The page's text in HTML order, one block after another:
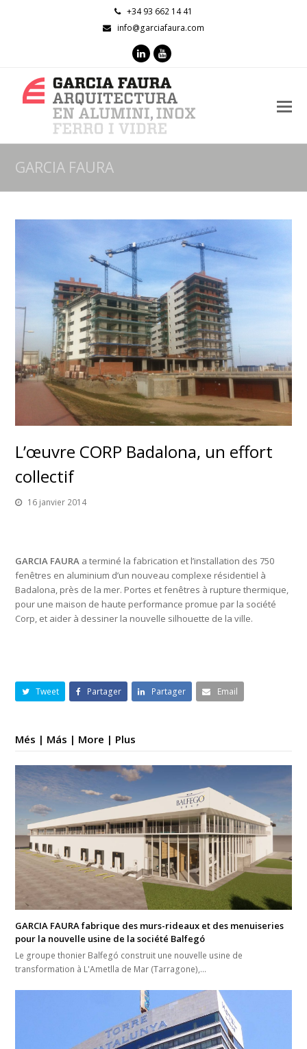
+34 93 662 14 41
info@garciafaura.com
LinkedInYoutube
GARCIA FAURA
L’œuvre CORP Badalona, un effort
collectif
16 janvier 2014
GARCIA FAURA a terminé la fabrication et l’installation des 750
fenêtres en aluminium d’un nouveau complexe résidentiel à
Badalona, près de la mer. Portes et fenêtres à rupture thermique,
pour une maison de haute performance promue par la société
Corp, et aider à dessiner la nouvelle silhouette de la ville.
Tweet Partager Partager Email
Més | Más | More | Plus
GARCIA FAURA fabrique des murs-rideaux et des menuiseries
pour la nouvelle usine de la société Balfegó
Le groupe thonier Balfegó construit une nouvelle usine de
transformation à L'Ametlla de Mar (Tarragone),…